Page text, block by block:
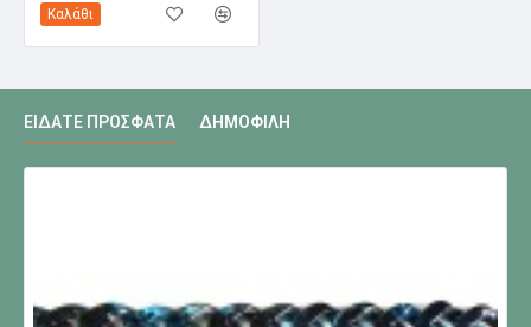
Καλάθι
ΕΊΔΑΤΕ ΠΡΌΣΦΑΤΑ ΔΗΜΟΦΙΛΉ